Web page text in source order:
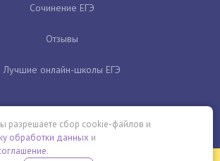
Сочинение ЕГЭ
Отзывы
Лучшие онлайн-школы ЕГЭ
разрешаете сбор cookie-файлов и
обработки данных и
.